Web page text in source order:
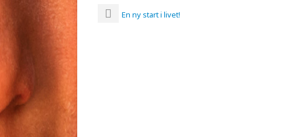
En ny start i livet!